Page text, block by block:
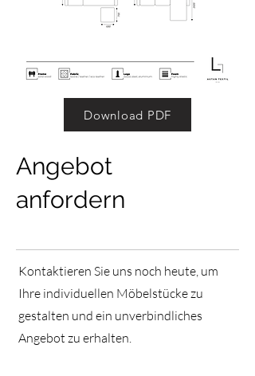
Download PDF
Angebot
anfordern
Kontaktieren Sie uns noch heute, um
Ihre individuellen Möbelstücke zu
gestalten und ein unverbindliches
Angebot zu erhalten.